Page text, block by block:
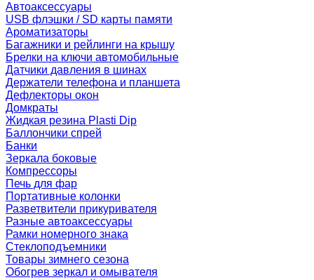
Автоаксессуары
USB флэшки / SD карты памяти
Ароматизаторы
Багажники и рейлинги на крышу
Брелки на ключи автомобильные
Датчики давления в шинах
Держатели телефона и планшета
Дефлекторы окон
Домкраты
Жидкая резина Plasti Dip
Баллончики спрей
Банки
Зеркала боковые
Компрессоры
Печь для фар
Портативные колонки
Разветвители прикуривателя
Разные автоаксессуары
Рамки номерного знака
Стеклоподъемники
Товары зимнего сезона
Обогрев зеркал и омывателя